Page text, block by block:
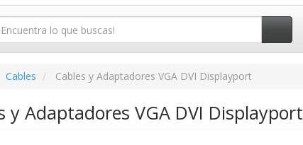
Cables Cables y Adaptadores VGA DVI Displayport
y Adaptadores VGA DVI Displayport